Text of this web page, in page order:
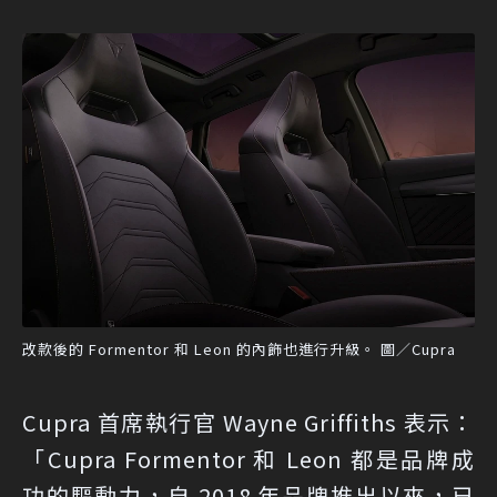
改款後的 Formentor 和 Leon 的內飾也進行升級。 圖／Cupra
Cupra 首席執行官 Wayne Griffiths 表示：
「Cupra Formentor 和 Leon 都是品牌成